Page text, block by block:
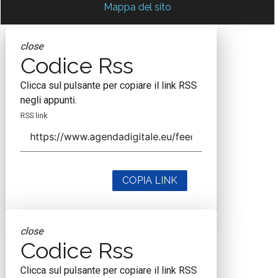
Mappa del sito
close
Codice Rss
Clicca sul pulsante per copiare il link RSS
negli appunti.
RSS link
COPIA LINK
close
Codice Rss
Clicca sul pulsante per copiare il link RSS